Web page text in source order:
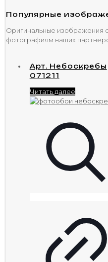
Популярные
Оригинальные изображения
фотографиям наших
Арт. Небоскребы
071211
Читать далее